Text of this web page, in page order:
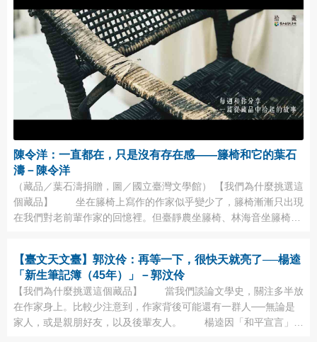
灣省通志館中少數的外省籍職員，也曾經幫鈕先銘、柯遠芬等軍方
人物辦過刊物，故而在許多戰後傳統詩壇文獻中留 ...
陳令洋：一直都在，只是沒有存在感——籐椅和它的葉石
濤－陳令洋
（藏品／葉石濤捐贈，圖／國立臺灣文學館） 【我們為什麼挑選這
個藏品】 坐在籐椅上寫作的作家似乎變少了，籐椅漸漸只出現
在我們對老前輩作家的回憶裡。但臺靜農坐籐椅、林海音坐籐椅、
重出文壇後的形象互為因果。於是它也成為後人回憶葉石濤的時
候，不能忘記的一部份。 ...
【臺文天文臺】郭汶伶：再等一下，很快天就亮了──楊逵
「新生筆記簿（45年）」－郭汶伶
【我們為什麼挑選這個藏品】 當我們談論文學史，關注多半放
在作家身上。比較少注意到，作家背後可能還有一群人──無論是
家人，或是親朋好友，以及後輩友人。 楊逵因「和平宣言」一